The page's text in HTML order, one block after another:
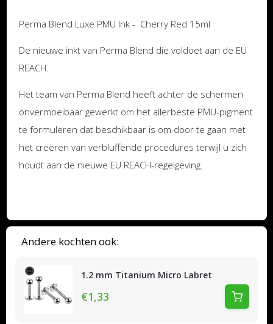
Andere kochten ook:
1.2 mm Titanium Micro Labret
€1,33
Perma Blend Luxe PMU Ink - Cherry Red 15ml
De nieuwe inkt van Perma Blend die voldoet aan de EU
REACH.
Het team van Perma Blend heeft achter de schermen
onvermoeibaar gewerkt om het allerbeste PMU-pigment
te formuleren dat beschikbaar is om door te gaan met
het creëren van verbluffende procedures terwijl u zich
houdt aan de nieuwe EU REACH-regelgeving.